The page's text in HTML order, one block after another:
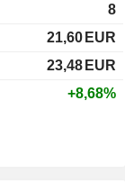
8
21,60 EUR
23,48 EUR
+8,68%